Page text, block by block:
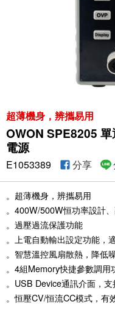
超薄機身，辨攜易用
OWON SPE8205
電源
E1053389 分享
。超薄機身，辨攜易用
。400W/500W恒功率設計
。過壓過流保護功能
。上電自動輸出設定功能，
。智慧溫控風扇散熱，降低
。4組Memory快捷參數調用
。USB Device通訊介面，
。恒壓CV/恒流CC模式，有